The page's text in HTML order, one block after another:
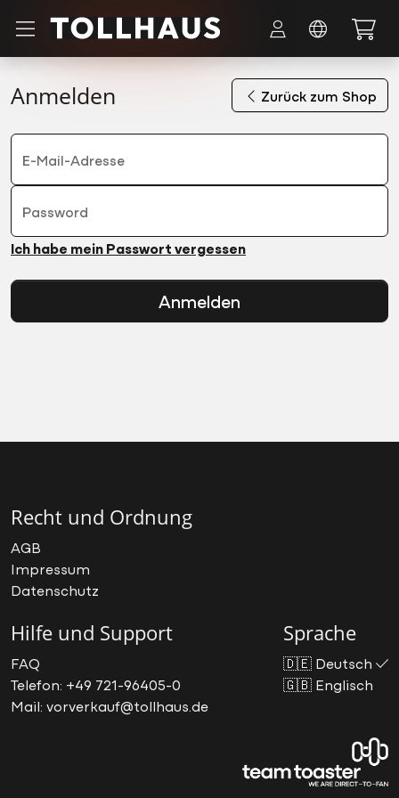
Zum Hauptinhalt springen
Anmelden Zurück zum Shop
E-Mail-Adresse
Password
Ich habe mein Passwort vergessen
Anmelden
Recht und Ordnung
AGB
Impressum
Datenschutz
Hilfe und Support
FAQ
Telefon: +49 721-96405-0
Mail: vorverkauf@tollhaus.de
Sprache
🇩🇪 Deutsch
🇬🇧 Englisch